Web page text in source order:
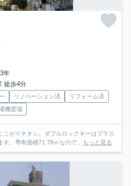
年
徒歩4分
リノベーション済
リフォーム済
機置場
こがイチオシ。ダブルロックキーはプラス
。専有面積71.78㎡なので...
もっと見る